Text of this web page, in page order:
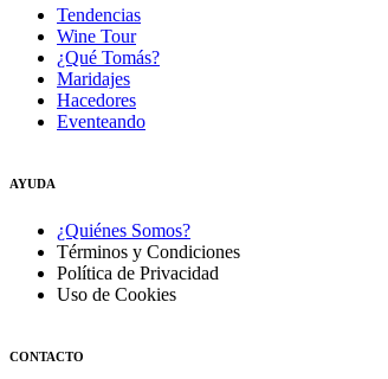
Tendencias
Wine Tour
¿Qué Tomás?
Maridajes
Hacedores
Eventeando
AYUDA
¿Quiénes Somos?
Términos y Condiciones
Política de Privacidad
Uso de Cookies
CONTACTO